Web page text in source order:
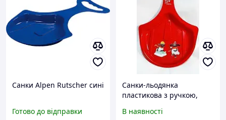
Санки Alpen Rutscher сині
Готово до відправки
Санки-льодянка
пластикова з ручкою,
малюнком Баранчик Шон
В наявності